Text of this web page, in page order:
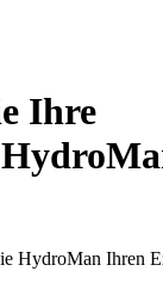
Ihre
HydroMan Ihren